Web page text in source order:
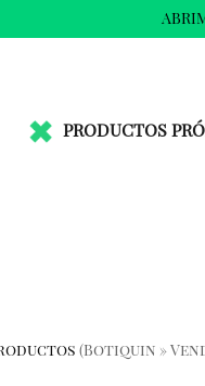
PRODUCTOS
(botiquin »